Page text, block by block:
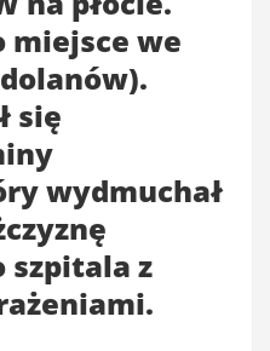
miejsce we
się
wydmuchał
szpitala z